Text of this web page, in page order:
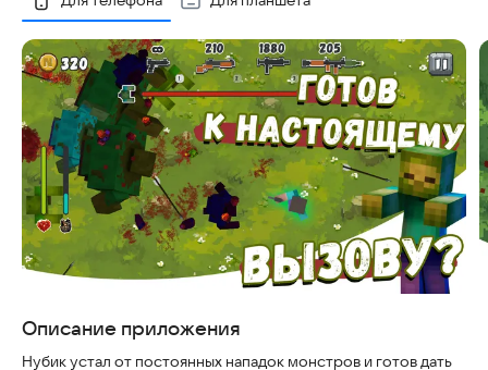
Описание приложения
Нубик устал от постоянных нападок монстров и готов дать